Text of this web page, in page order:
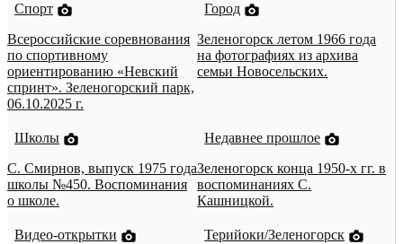
Спорт
Всероссийские соревнования
по спортивному
ориентированию «Невский
спринт». Зеленогорский парк,
06.10.2025 г.
Город
Зеленогорск летом 1966 года
на фотографиях из архива
семьи Новосельских.
Школы
С. Смирнов, выпуск 1975 года
школы №450. Воспоминания
о школе.
Недавнее прошлое
Зеленогорск конца 1950-х гг. в
воспоминаниях С.
Кашницкой.
Видео-открытки
Терийоки/Зеленогорск